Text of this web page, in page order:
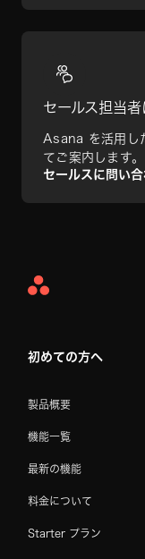
セールス担当
Asana を活用し
てご案内します。
セールスに問い
Asana
初めての方へ
製品概要
機能一覧
最新の機能
料金について
Starter プラン